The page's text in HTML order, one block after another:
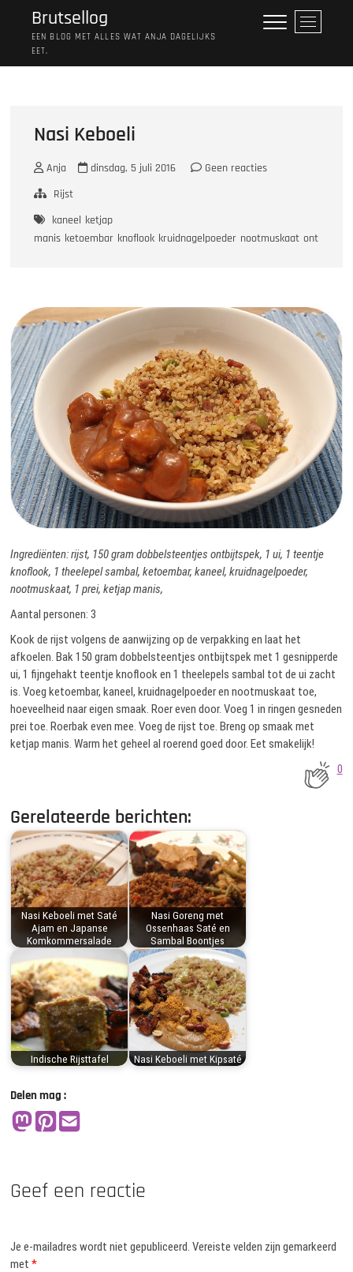
Brutsellog
EEN BLOG MET ALLES WAT ANJA DAGELIJKS
EET.
M
e
Nasi Keboeli
Anja dinsdag, 5 juli 2016
Geen reacties
Rijst
kaneel ketjap
manis ketoembar knoflook kruidnagelpoeder nootmuskaat ontbijtspek
Ingrediënten: rijst, 150 gram dobbelsteentjes ontbijtspek, 1 ui, 1 teentje
knoflook, 1 theelepel sambal, ketoembar, kaneel, kruidnagelpoeder,
nootmuskaat, 1 prei, ketjap manis,
Aantal personen: 3
Kook de rijst volgens de aanwijzing op de verpakking en laat het
afkoelen. Bak 150 gram dobbelsteentjes ontbijtspek met 1 gesnipperde
ui, 1 fijngehakt teentje knoflook en 1 theelepels sambal tot de ui zacht
is. Voeg ketoembar, kaneel, kruidnagelpoeder en nootmuskaat toe,
hoeveelheid naar eigen smaak. Roer even door. Voeg 1 in ringen gesneden
prei toe. Roerbak even mee. Voeg de rijst toe. Breng op smaak met
ketjap manis. Warm het geheel al roerend goed door. Eet smakelijk!
0
Gerelateerde berichten:
Nasi Keboeli met Saté
Ajam en Japanse
Komkommersalade
Nasi Goreng met
Ossenhaas Saté en
Sambal Boontjes
Indische Rijsttafel Nasi Keboeli met Kipsaté
Delen mag :
Geef een reactie
Je e-mailadres wordt niet gepubliceerd. Vereiste velden zijn gemarkeerd
met*